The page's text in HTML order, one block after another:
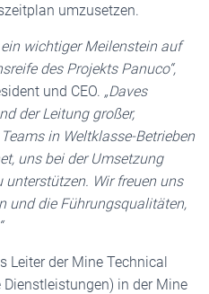
umzusetzen.
wichtiger Meilenstein auf
des Projekts Panuco“,
und CEO. „Daves
der Leitung großer,
in Weltklasse-Betrieben
uns bei der Umsetzung
Wir freuen uns
und die Führungsqualitäten,
Leiter der Mine Technical
in der Mine